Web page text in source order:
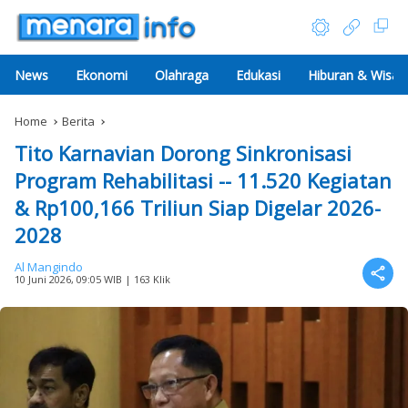
News Ekonomi Olahraga Edukasi Hiburan &
Home Berita
Tito Karnavian Dorong Sinkronisasi
Program Rehabilitasi -- 11.520 Kegiatan
& Rp100,166 Triliun Siap Digelar 2026-
2028
Al Mangindo
10 Juni 2026, 09:05 WIB | 163 Klik